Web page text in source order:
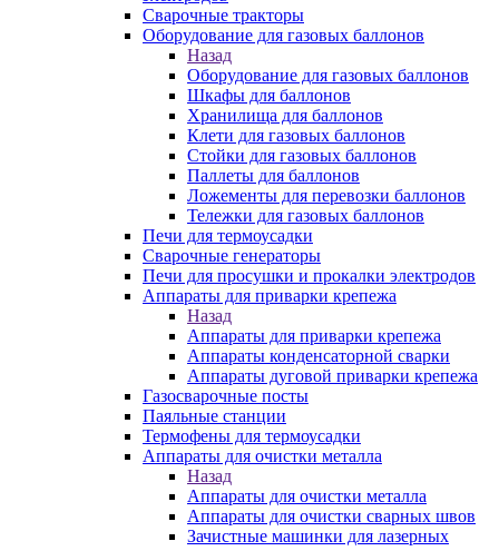
Сварочные тракторы
Оборудование для газовых баллонов
Назад
Оборудование для газовых баллонов
Шкафы для баллонов
Хранилища для баллонов
Клети для газовых баллонов
Стойки для газовых баллонов
Паллеты для баллонов
Ложементы для перевозки баллонов
Тележки для газовых баллонов
Печи для термоусадки
Сварочные генераторы
Печи для просушки и прокалки электродов
Аппараты для приварки крепежа
Назад
Аппараты для приварки крепежа
Аппараты конденсаторной сварки
Аппараты дуговой приварки крепежа
Газосварочные посты
Паяльные станции
Термофены для термоусадки
Аппараты для очистки металла
Назад
Аппараты для очистки металла
Аппараты для очистки сварных швов
Зачистные машинки для лазерных